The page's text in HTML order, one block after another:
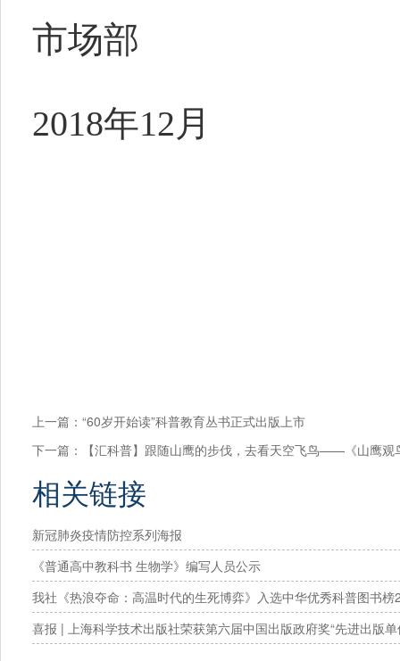
市场部
2018年12月
上一篇： “60岁开始读”科普教育丛书正式出版上市
下一篇：
【汇科普】跟随山鹰的步伐，去看天空飞鸟——《山鹰观
相关链接
新冠肺炎疫情防控系列海报
《普通高中教科书 生物学》编写人员公示
我社《热浪夺命：高温时代的生死博弈》入选中华优秀科普图书
喜报 | 上海科学技术出版社荣获第六届中国出版政府奖“先进出版单